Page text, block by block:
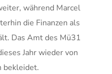
während Marcel
die Finanzen als
Das Amt des Mü31
Jahr wieder von
bekleidet.